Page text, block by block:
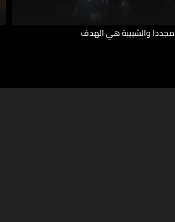
مجددا والشبيبة هي الهدف